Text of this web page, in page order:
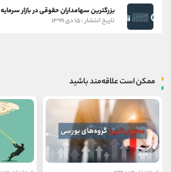
بزرگترین سهامداران حقوقی در بازار سرمایه
تاریخ انتشار : ۱۵ دی ۱۳۹۹
ممکن است علاقه‌مند باشید